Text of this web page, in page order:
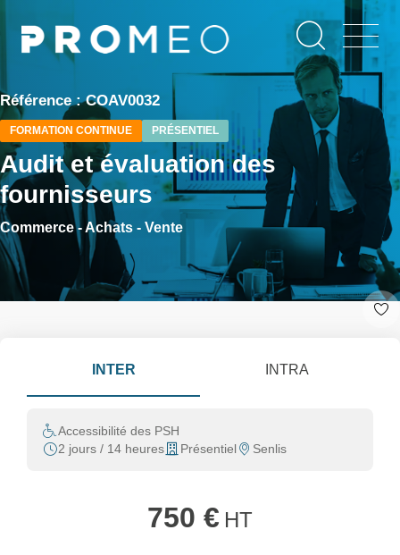
contenu
Référence : COAV0032
FORMATION CONTINUE PRÉSENTIEL
Audit et évaluation des
fournisseurs
Commerce - Achats - Vente
INTER INTRA
Accessibilité des PSH
2 jours / 14 heures
Présentiel Senlis
750 € HT